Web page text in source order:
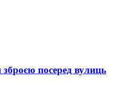
посеред вулиць